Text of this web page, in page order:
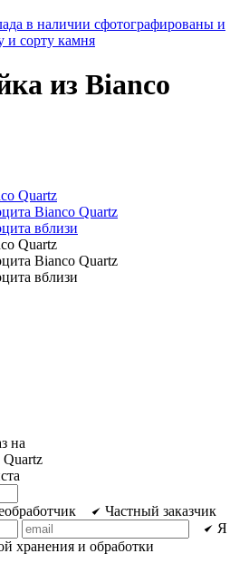
в наличии сфотографированы и
и сорту камня
из Bianco
на
Quartz
Частный заказчик
Я
хранения и обработки